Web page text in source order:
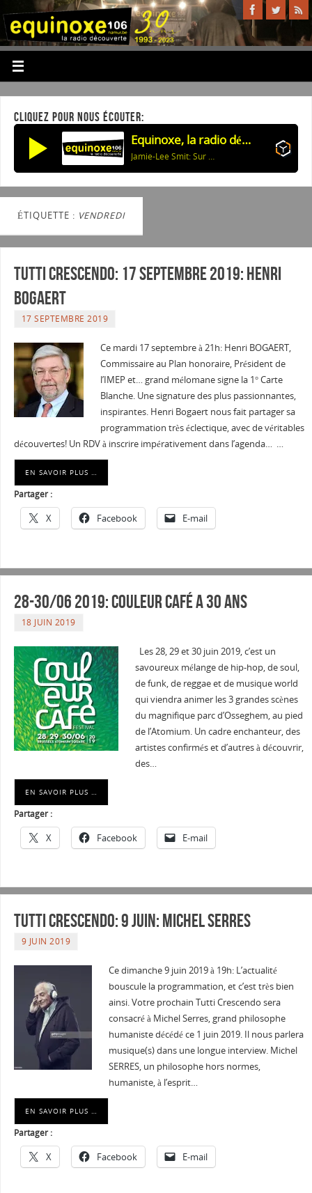
CLIQUEZ POUR NOUS ÉCOUTER:
Equinoxe, la radio découverte
Jamie-Lee Smit: Sur La Piste Des Elephants
ÉTIQUETTE : VENDREDI
Tutti Crescendo: 17 septembre 2019: Henri
BOGAERT
17 SEPTEMBRE 2019
Ce mardi 17 septembre à 21h: Henri BOGAERT,
Commissaire au Plan honoraire, Président de
l’IMEP et… grand mélomane signe la 1° Carte
Blanche. Une signature des plus passionnantes,
inspirantes. Henri Bogaert nous fait partager sa
programmation très éclectique, avec de véritables
découvertes! Un RDV à inscrire impérativement dans l’agenda… …
EN SAVOIR PLUS …
Partager :
X Facebook E-mail
28-30/06 2019: Couleur café a 30 ans
18 JUIN 2019
Les 28, 29 et 30 juin 2019, c’est un
savoureux mélange de hip-hop, de soul,
de funk, de reggae et de musique world
qui viendra animer les 3 grandes scènes
du magnifique parc d’Osseghem, au pied
de l’Atomium. Un cadre enchanteur, des
artistes confirmés et d’autres à découvrir,
des…
EN SAVOIR PLUS …
Partager :
X Facebook E-mail
Tutti Crescendo: 9 juin: Michel Serres
9 JUIN 2019
Ce dimanche 9 juin 2019 à 19h: L’actualité
bouscule la programmation, et c’est très bien
ainsi. Votre prochain Tutti Crescendo sera
consacré à Michel Serres, grand philosophe
humaniste décédé ce 1 juin 2019. Il nous parlera
musique(s) dans une longue interview. Michel
SERRES, un philosophe hors normes,
humaniste, à l’esprit…
EN SAVOIR PLUS …
Partager :
X Facebook E-mail